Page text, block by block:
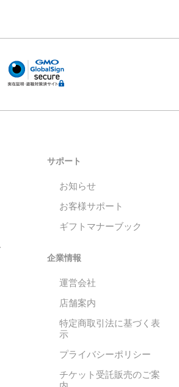
サポート
お知らせ
お客様サポート
ギフトマナーブック
企業情報
運営会社
店舗案内
特定商取引法に基づく表
示
プライバシーポリシー
チケット受託販売のご案